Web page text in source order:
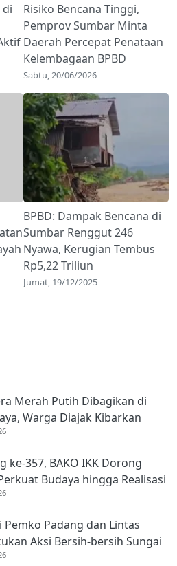
di
Risiko Bencana Tinggi,
Pemprov Sumbar Minta
Daerah Percepat Penataan
Kelembagaan BPBD
Sabtu, 20/06/2026
BPBD: Dampak Bencana di
Sumbar Renggut 246
Nyawa, Kerugian Tembus
Rp5,22 Triliun
Jumat, 19/12/2025
Merah Putih Dibagikan di
Warga Diajak Kibarkan
2026
ke-357, BAKO IKK Dorong
Budaya hingga Realisasi
Pemko Padang dan Lintas
Aksi Bersih-bersih Sungai
di HJK ke-357